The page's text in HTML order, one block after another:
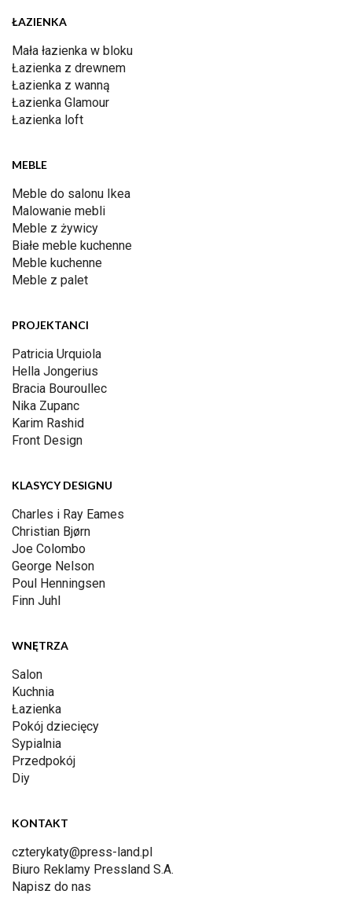
ŁAZIENKA
Mała łazienka w bloku
Łazienka z drewnem
Łazienka z wanną
Łazienka Glamour
Łazienka loft
MEBLE
Meble do salonu Ikea
Malowanie mebli
Meble z żywicy
Białe meble kuchenne
Meble kuchenne
Meble z palet
PROJEKTANCI
Patricia Urquiola
Hella Jongerius
Bracia Bouroullec
Nika Zupanc
Karim Rashid
Front Design
KLASYCY DESIGNU
Charles i Ray Eames
Christian Bjørn
Joe Colombo
George Nelson
Poul Henningsen
Finn Juhl
WNĘTRZA
Salon
Kuchnia
Łazienka
Pokój dziecięcy
Sypialnia
Przedpokój
Diy
KONTAKT
czterykaty@press-land.pl
Biuro Reklamy Pressland S.A.
Napisz do nas